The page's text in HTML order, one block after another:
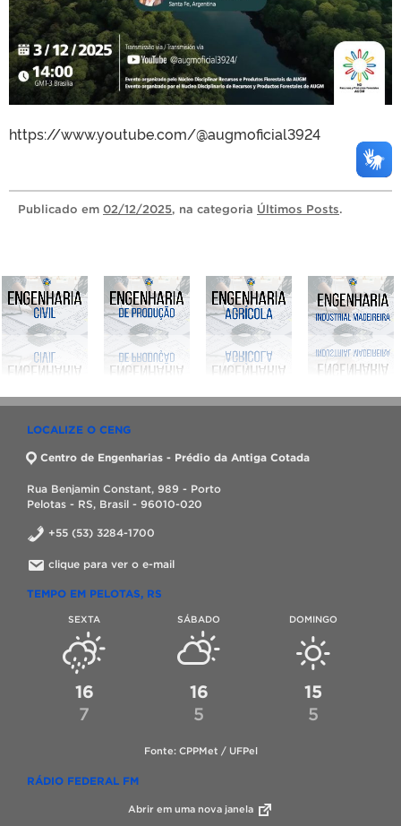
https://www.youtube.com/@augmoficial3924
Publicado em 02/12/2025, na categoria Últimos Posts.
LOCALIZE O CENG
Centro de Engenharias - Prédio da Antiga Cotada
Rua Benjamin Constant, 989 - Porto
Pelotas - RS, Brasil - 96010-020
+55 (53) 3284-1700
clique para ver o e-mail
TEMPO EM PELOTAS, RS
SEXTA
16
7
SÁBADO
16
5
DOMINGO
15
5
Fonte: CPPMet / UFPel
RÁDIO FEDERAL FM
Abrir em uma nova janela